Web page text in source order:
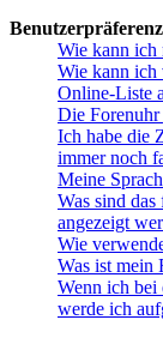
Wie kann ich
Wie kann ich
Online-Liste
Die
Ich habe die
immer noch
Meine
Was sind
angezeigt
Wie
Was ist mein
Wenn ich
werde ich